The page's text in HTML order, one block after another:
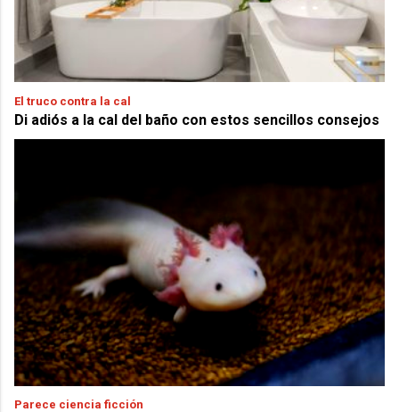
El truco contra la cal
Di adiós a la cal del baño con estos sencillos consejos
Parece ciencia ficción